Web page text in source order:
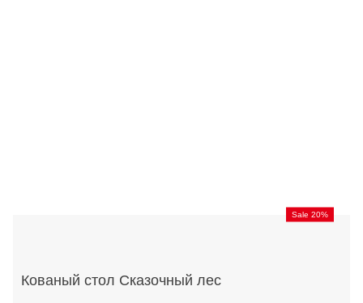
Sale 20%
Кованый стол Сказочный лес